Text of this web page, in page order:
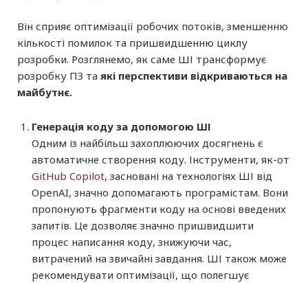
Він сприяє оптимізації робочих потоків, зменшенню
кількості помилок та пришвидшенню циклу
розробки. Розглянемо, як саме ШІ трансформує
розробку ПЗ та які перспективи відкриваються на
майбутнє.
Генерація коду за допомогою ШІ
Одним із найбільш захоплюючих досягнень є
автоматичне створення коду. Інструменти, як-от
GitHub Copilot, засновані на технологіях ШІ від
OpenAI, значно допомагають програмістам. Вони
пропонують фрагменти коду на основі введених
запитів. Це дозволяє значно пришвидшити
процес написання коду, знижуючи час,
витрачений на звичайні завдання. ШІ також може
рекомендувати оптимізації, що полегшує